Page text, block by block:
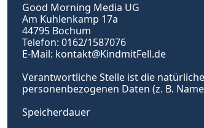
Good Morning Media UG
Am Kuhlenkamp 17a
44795 Bochum
Telefon: 0162/1587076
E-Mail: kontakt@KindmitFell.de
Verantwortliche Stelle ist die
personenbezogenen Daten (z. B.
Speicherdauer